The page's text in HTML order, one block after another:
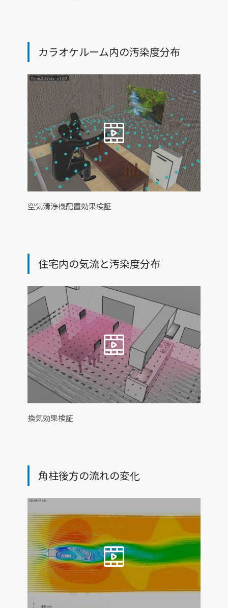
カラオケルーム内の汚染度分布
空気清浄機配置効果検証
住宅内の気流と汚染度分布
換気効果検証
角柱後方の流れの変化